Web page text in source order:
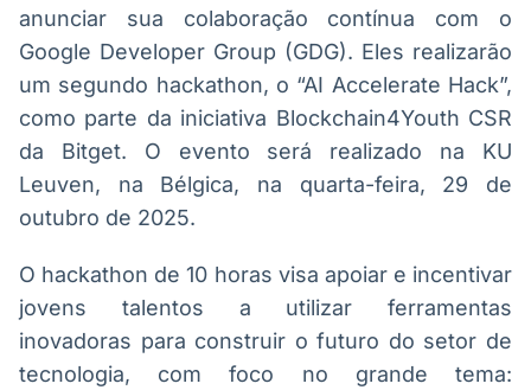
Crédito
Em breve
anunciar sua colaboração contínua com o
Google Developer Group (GDG). Eles realizarão
um segundo hackathon, o “AI Accelerate Hack”,
como parte da iniciativa Blockchain4Youth CSR
da Bitget. O evento será realizado na KU
Leuven, na Bélgica, na quarta-feira, 29 de
outubro de 2025.
O hackathon de 10 horas visa apoiar e incentivar
jovens talentos a utilizar ferramentas
inovadoras para construir o futuro do setor de
tecnologia, com foco no grande tema: